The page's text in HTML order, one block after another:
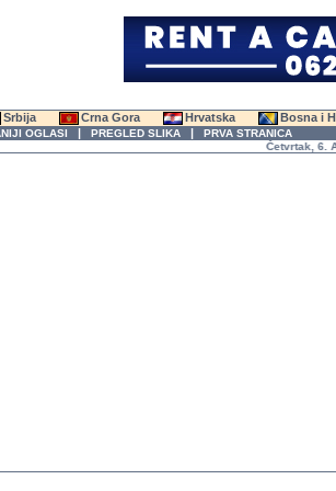
Srbija Crna Gora Hrvatska Bosna i
OGLASI | PREGLED SLIKA | PRVA STRANICA
Četvrtak, 6.